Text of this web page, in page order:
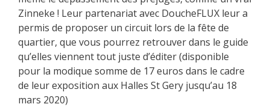
Zinneke ! Leur partenariat avec DoucheFLUX leur a
permis de proposer un circuit lors de la fête de
quartier, que vous pourrez retrouver dans le guide
qu’elles viennent tout juste d’éditer (disponible
pour la modique somme de 17 euros dans le cadre
de leur exposition aux Halles St Gery jusqu’au 18
mars 2020)